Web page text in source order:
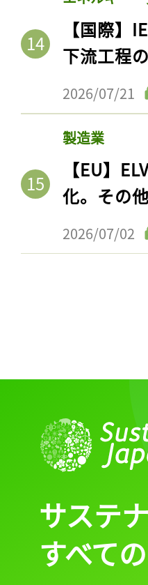
【国際】
下流工程
2026/07/21
製造業
【EU】
化。その
2026/07/02
サステ
すべて